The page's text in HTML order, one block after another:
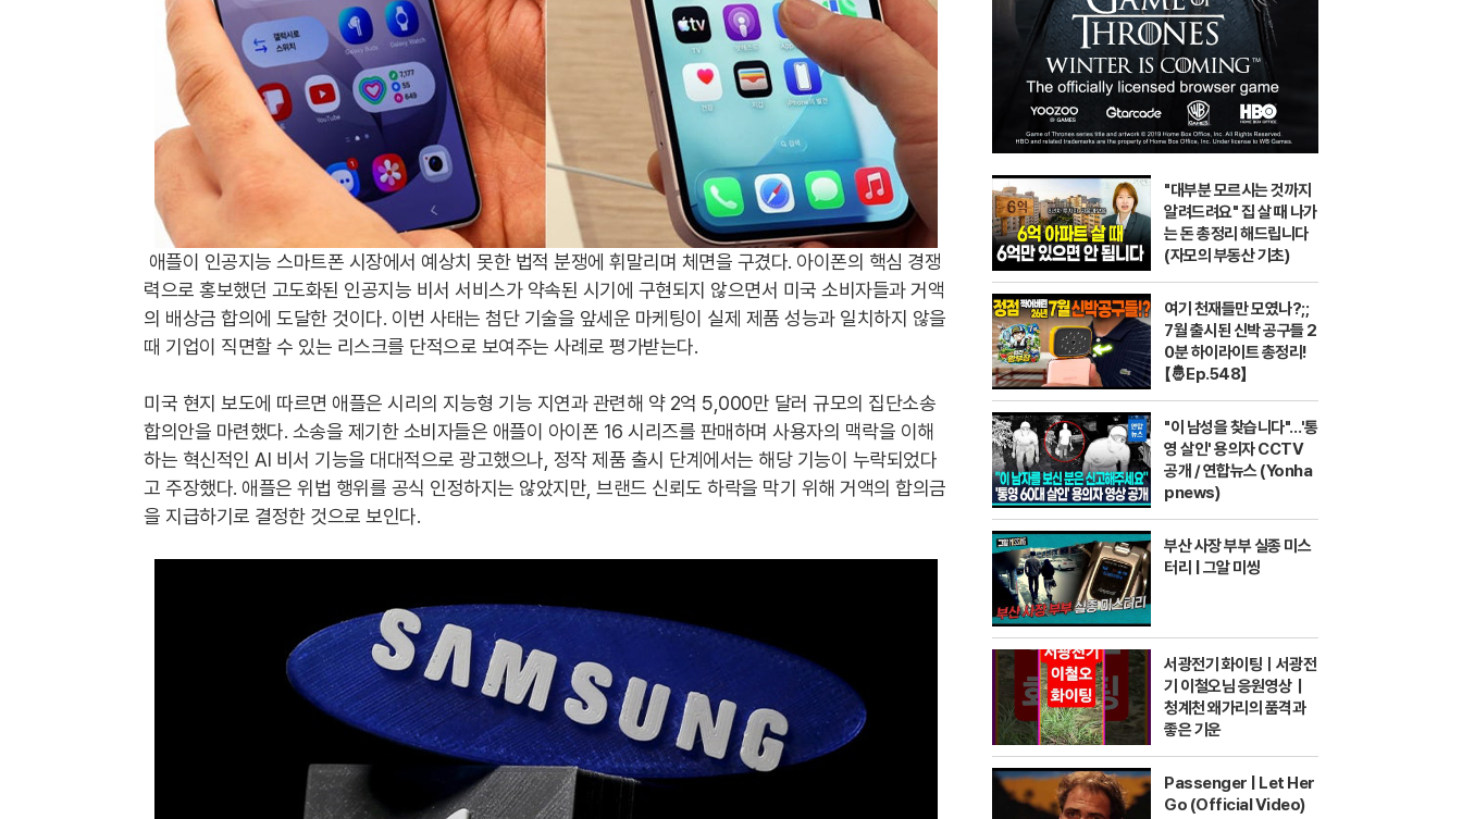
애플이 인공지능 스마트폰 시장에서 예상치 못한 법적 분쟁에 휘말리며 체면을 구겼다. 아이폰의 핵심 경쟁
력으로 홍보했던 고도화된 인공지능 비서 서비스가 약속된 시기에 구현되지 않으면서 미국 소비자들과 거액
의 배상금 합의에 도달한 것이다. 이번 사태는 첨단 기술을 앞세운 마케팅이 실제 제품 성능과 일치하지 않을
때 기업이 직면할 수 있는 리스크를 단적으로 보여주는 사례로 평가받는다.
미국 현지 보도에 따르면 애플은 시리의 지능형 기능 지연과 관련해 약 2억 5,000만 달러 규모의 집단소송
합의안을 마련했다. 소송을 제기한 소비자들은 애플이 아이폰 16 시리즈를 판매하며 사용자의 맥락을 이해
하는 혁신적인 AI 비서 기능을 대대적으로 광고했으나, 정작 제품 출시 단계에서는 해당 기능이 누락되었다
고 주장했다. 애플은 위법 행위를 공식 인정하지는 않았지만, 브랜드 신뢰도 하락을 막기 위해 거액의 합의금
을 지급하기로 결정한 것으로 보인다.
"대부분 모르시는 것까지
알려드려요" 집 살 때 나가
는 돈 총정리 해드립니다
(자모의 부동산 기초)
여기 천재들만 모였나?;;
7월 출시된 신박 공구들 2
0분 하이라이트 총정리!
【🤴Ep.548】
"이 남성을 찾습니다"…'통
영 살인' 용의자 CCTV
공개 / 연합뉴스 (Yonha
pnews)
부산 사장 부부 실종 미스
터리 | 그알 미씽
서광전기 화이팅ㅣ서광전
기 이철오님 응원영상｜
청계천 왜가리의 품격과
좋은 기운
Passenger | Let Her
Go (Official Video)